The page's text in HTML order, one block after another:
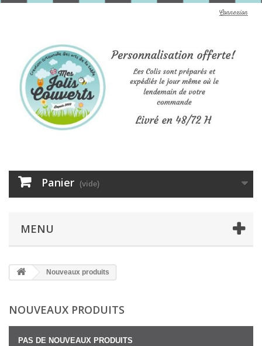
Connexion
Panier (vide)
MENU
Nouveaux produits
NOUVEAUX PRODUITS
PAS DE NOUVEAUX PRODUITS